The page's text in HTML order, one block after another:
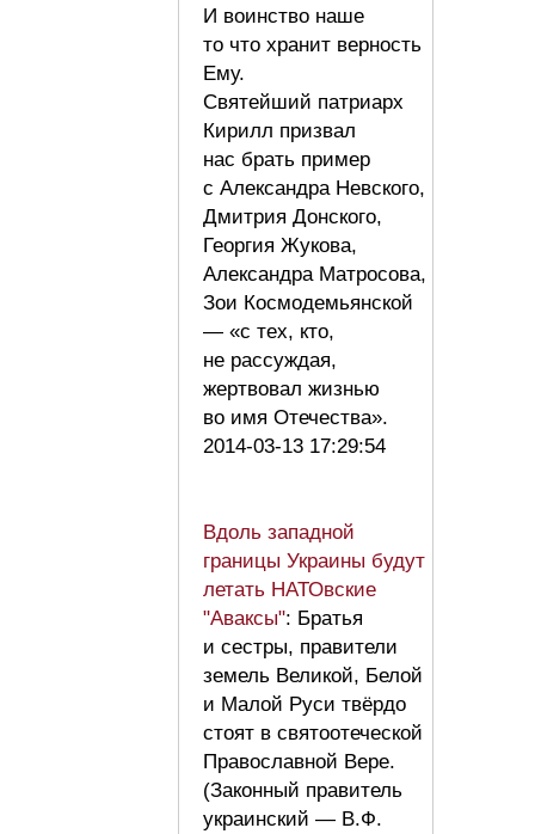
И воинство наше
то что хранит верность
Ему.
Святейший патриарх
Кирилл призвал
нас брать пример
с Александра Невского,
Дмитрия Донского,
Георгия Жукова,
Александра Матросова,
Зои Космодемьянской
— «с тех, кто,
не рассуждая,
жертвовал жизнью
во имя Отечества».
2014-03-13 17:29:54
Вдоль западной
границы Украины будут
летать НАТОвские
"Аваксы": Братья
и сестры, правители
земель Великой, Белой
и Малой Руси твёрдо
стоят в святоотеческой
Православной Вере.
(Законный правитель
украинский — В.Ф.